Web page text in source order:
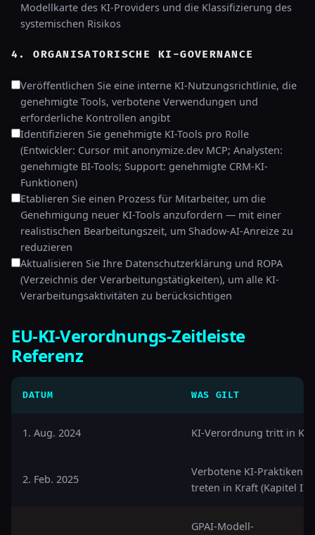
Modellkarte des KI-Providers und die Klassifizierung des
systemischen Risikos
4. ORGANISATORISCHE KI-GOVERNANCE
Veröffentlichen Sie eine interne KI-Nutzungsrichtlinie, die
genehmigte Tools, verbotene Verwendungen und
erforderliche Kontrollen angibt
Identifizieren Sie genehmigte KI-Tools pro Rolle
(Entwickler: Cursor mit anonymize.dev MCP; Analysten:
genehmigte BI-Tools; Support: genehmigte CRM-KI-
Funktionen)
Etablieren Sie einen Prozess für Mitarbeiter, um die
Genehmigung neuer KI-Tools anzufordern — mit einer
realistischen Bearbeitungszeit, um Shadow-AI-Anreize zu
reduzieren
Aktualisieren Sie Ihre Datenschutzerklärung und ROPA
(Verzeichnis der Verarbeitungstätigkeiten), um alle KI-
Verarbeitungsaktivitäten zu berücksichtigen
EU-KI-Verordnungs-Zeitleiste
Referenz
DATUM WAS GILT
1. Aug. 2024 KI-Verordnung tritt in
2. Feb. 2025
Verbotene KI-Praktiken
treten in Kraft (Kapitel II)
GPAI-Modell-